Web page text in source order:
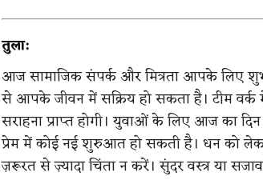
तुला:
आज सामाजिक संपर्क और मित्रता आपके लिए
से आपके जीवन में सक्रिय हो सकता है। टीम
सराहना प्राप्त होगी। युवाओं के लिए आज का
प्रेम में कोई नई शुरुआत हो सकती है। धन को
ज़रूरत से ज़्यादा चिंता न करें। सुंदर वस्त्र या